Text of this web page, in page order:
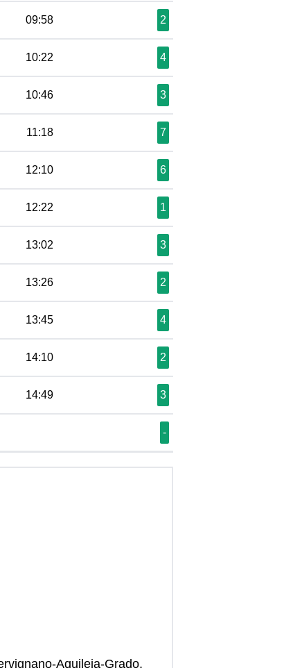
09:58 2
10:22 4
10:46 3
11:18 7
12:10 6
12:22 1
13:02 3
13:26 2
13:45 4
14:10 2
14:49 3
-
Aquileia-Grado,